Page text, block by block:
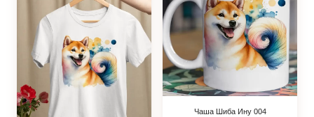
Чаша Шиба Ину 004